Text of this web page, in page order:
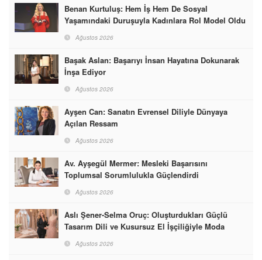
Benan Kurtuluş: Hem İş Hem De Sosyal
Yaşamındaki Duruşuyla Kadınlara Rol Model Oldu
Ağustos 2026
Başak Aslan: Başarıyı İnsan Hayatına Dokunarak
İnşa Ediyor
Ağustos 2026
Ayşen Can: Sanatın Evrensel Diliyle Dünyaya
Açılan Ressam
Ağustos 2026
Av. Ayşegül Mermer: Mesleki Başarısını
Toplumsal Sorumlulukla Güçlendirdi
Ağustos 2026
Aslı Şener-Selma Oruç: Oluşturdukları Güçlü
Tasarım Dili ve Kusursuz El İşçiliğiyle Moda
Dünyasına İmzalarını Attılar
Ağustos 2026